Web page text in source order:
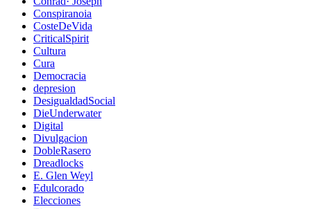
Conspiranoia
CosteDeVida
CriticalSpirit
Cultura
Cura
Democracia
depresion
DesigualdadSocial
DieUnderwater
Digital
Divulgacion
DobleRasero
Dreadlocks
E. Glen Weyl
Edulcorado
Elecciones